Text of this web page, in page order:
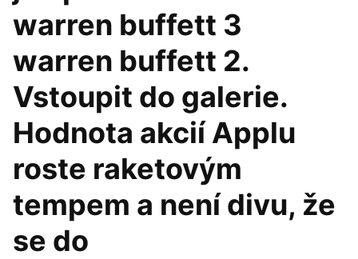
warren buffett 3
warren buffett 2.
Vstoupit do galerie.
Hodnota akcií Applu
roste raketovým
tempem a není divu, že
se do